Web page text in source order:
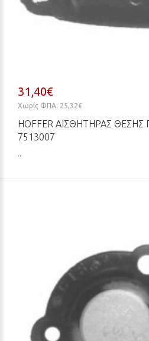
31,40€
Χωρίς ΦΠΑ: 25,32€
HOFFER ΑΙΣΘΗΤΉΡΑΣ ΘΈΣΗΣ
7513007
..